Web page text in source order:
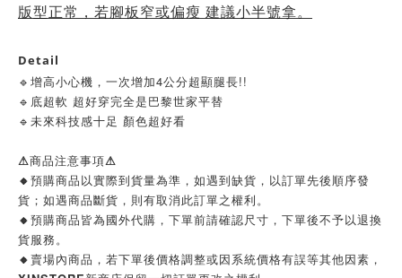
版型正常，若腳板窄或偏瘦 建議小半號拿。
Detail
🔹增高小心機，一次增加4公分超顯腿長!!
🔹底超軟 超好穿完全是巴黎世家平替
🔹未來科技感十足 顏色超好看
⚠商品注意事項⚠
🔸預購商品以實際到貨量為準，如遇到缺貨，以訂單先後順序發
貨；如遇商品斷貨，則有取消此訂單之權利。
🔸預購商品皆為國外代購，下單前請確認尺寸，下單後不予以退換
貨服務。
🔸賣場內商品，若下單後價格調整或因系統價格有誤等其他因素，